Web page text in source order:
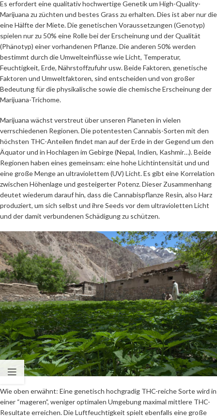
Es erfordert eine qualitativ hochwertige Genetik um High-Quality-
Marijuana zu züchten und bestes Grass zu erhalten. Dies ist aber nur die
eine Hälfte der Miete. Die genetischen Voraussetzungen (Genotyp)
spielen nur zu 50% eine Rolle bei der Erscheinung und der Qualität
(Phänotyp) einer vorhandenen Pflanze. Die anderen 50% werden
bestimmt durch die Umwelteinflüsse wie Licht, Temperatur,
Feuchtigkeit, Erde, Nährstoffzufuhr usw. Beide Faktoren, genetische
Faktoren und Umweltfaktoren, sind entscheiden und von großer
Bedeutung für die physikalische sowie die chemische Erscheinung der
Marijuana-Trichome.
Marijuana wächst verstreut über unseren Planeten in vielen
verrschiedenen Regionen. Die potentesten Cannabis-Sorten mit den
höchsten THC-Anteilen findet man auf der Erde in der Gegend um den
Äquator und in Hochlagen im Gebirge (Nepal, Indien, Kashmir…). Beide
Regionen haben eines gemeinsam: eine hohe Lichtintensität und und
eine große Menge an ultraviolettem (UV) Licht. Es gibt eine Korrelation
zwischen Höhenlage und gesteigerter Potenz. Dieser Zusammenhang
deutet wiederum darauf hin, dass die Cannabispflanze Resin, also Harz
produziert, um sich selbst und ihre Seeds vor dem ultravioletten Licht
und der damit verbundenen Schädigung zu schützen.
Wie oben erwähnt: Eine genetisch hochgradig THC-reiche Sorte wird in
einer “mageren”, weniger optimalen Umgebung maximal mittlere THC-
Resultate erreichen. Die Luftfeuchtigkeit spielt ebenfalls eine große